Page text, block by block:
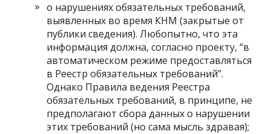
о нарушениях обязательных требований,
выявленных во время КНМ (закрытые от
публики сведения). Любопытно, что эта
информация должна, согласно проекту, “в
автоматическом режиме предоставляться
в Реестр обязательных требований”.
Однако Правила ведения Реестра
обязательных требований, в принципе, не
предполагают сбора данных о нарушении
этих требований (но сама мысль здравая);